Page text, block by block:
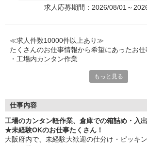
求人応募期間：2026/08/01～
≪求人件数10000件以上あり≫
たくさんのお仕事情報から希望にあったお仕
・工場内カンタン作業
≪性別問わずご活躍中！≫
車通勤・バイク通勤OKも多数あり！「交通
自宅から通いやすいお仕事お探しの方もぜ
もっと見る
仕事内容
工場のカンタン軽作業、倉庫での箱詰め・入
★未経験OKのお仕事たくさん！
大阪府内で、未経験大歓迎の仕分け・ピッキ